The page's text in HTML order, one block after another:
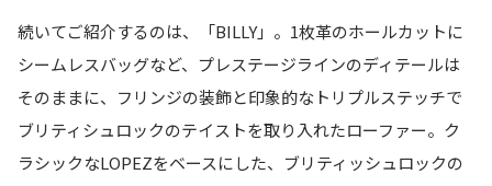
続いてご紹介するのは、「BILLY」。1枚革のホールカットに
シームレスバッグなど、プレステージラインのディテールは
そのままに、フリンジの装飾と印象的なトリプルステッチで
ブリティシュロックのテイストを取り入れたローファー。ク
ラシックなLOPEZをベースにした、ブリティッシュロックの